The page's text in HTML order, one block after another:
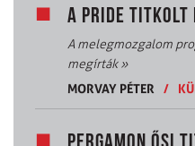
A PRIDE TITKOLT
A melegmozgalom
megírták»
MORVAY PÉTER
/